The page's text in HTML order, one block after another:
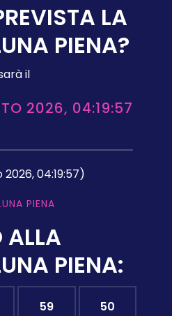
LA
PIENA?
il
2026, 04:19:57
04:19:57)
PIENA
ALLA
PIENA:
59 49